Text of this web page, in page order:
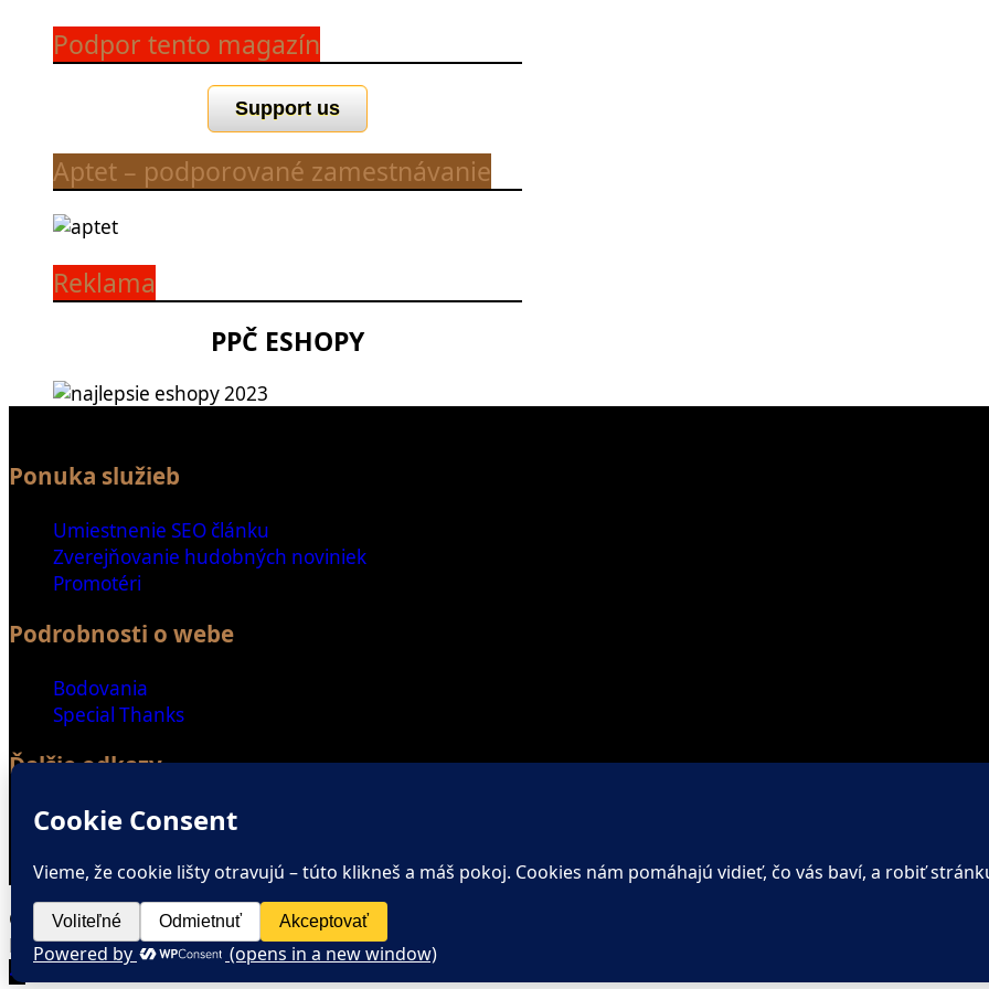
Podpor tento magazín
Support us
Aptet – podporované zamestnávanie
Reklama
PPČ ESHOPY
Ponuka služieb
Umiestnenie SEO článku
Zverejňovanie hudobných noviniek
Promotéri
Podrobnosti o webe
Bodovania
Special Thanks
Ďalšie odkazy
Spriatelené weby
ENGLISH SECTION
Copyright © All rights reserved.
Magazine Plus byWEN Themes